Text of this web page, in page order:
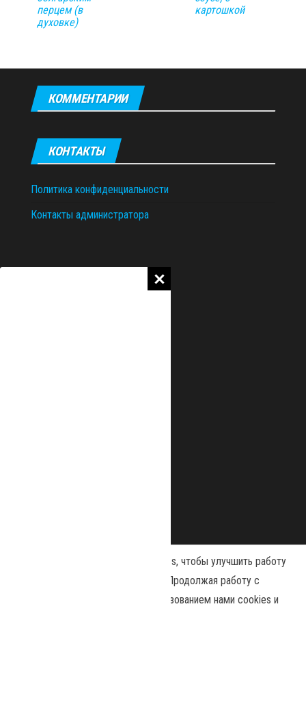
перцем (в
духовке)
картошкой
КОММЕНТАРИИ
КОНТАКТЫ
Политика конфиденциальности
Контакты администратора
Наш сайт использует файлы cookies, чтобы улучшить работу
и повысить эффективность сайта. Продолжая работу с
сайтом, вы соглашаетесь с использованием нами cookies и